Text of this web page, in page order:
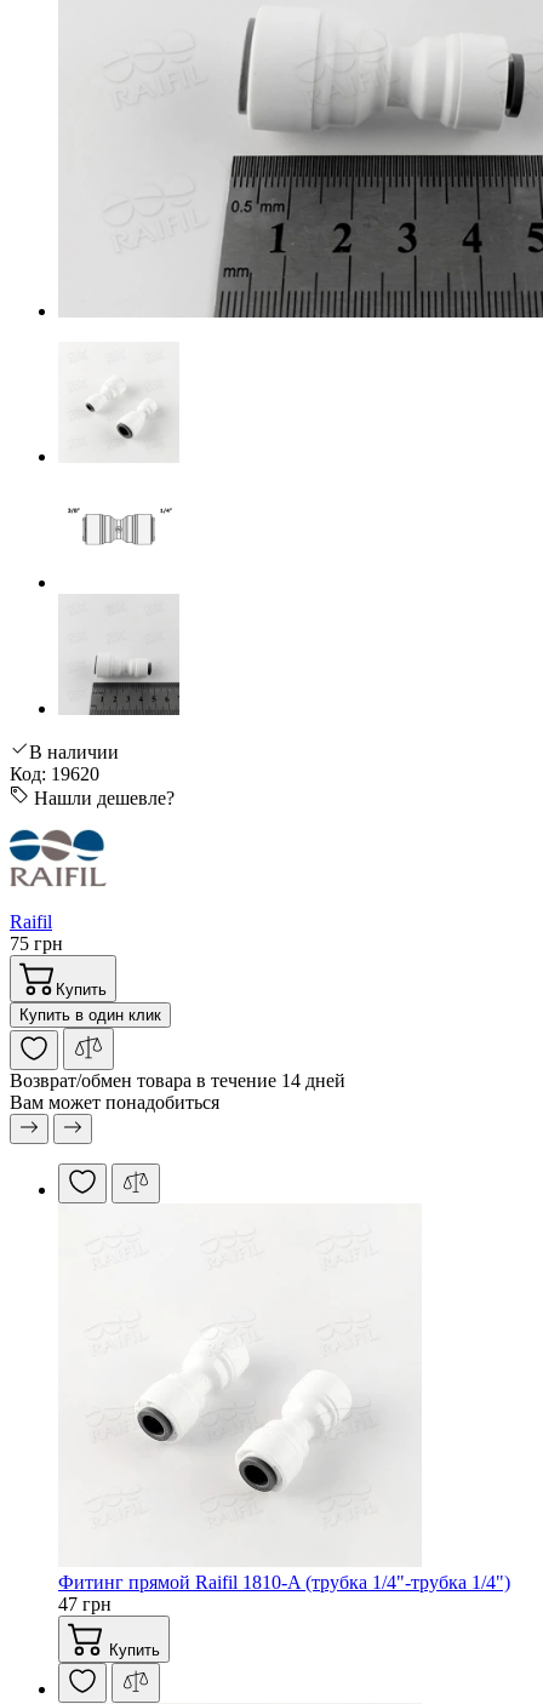
В наличии
Код: 19620
Нашли дешевле?
Raifil
75 грн
Купить
Купить в один клик
Возврат/обмен товара в течение 14 дней
Вам может понадобиться
Фитинг прямой Raifil 1810-A (трубка 1/4"-трубка 1/4")
47 грн
Купить